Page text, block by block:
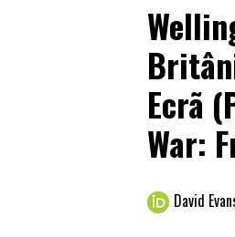
Ecrã
War:
David